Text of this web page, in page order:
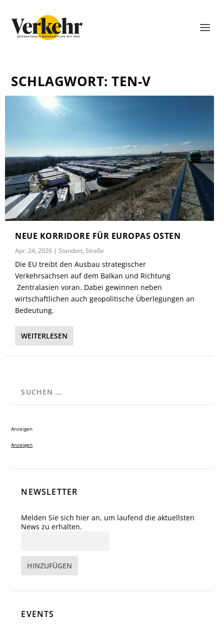
SCHLAGWORT:TEN-V
NEUE KORRIDORE FÜR EUROPAS OSTEN
Apr. 24, 2026 |Standort,Straße
Die EU treibt den Ausbau strategischer
Verkehrsachsen auf dem Balkan und Richtung
Zentralasien voran. Dabei gewinnen neben
wirtschaftlichen auch geopolitische Überlegungen an
Bedeutung.
WEITERLESEN
Anzeigen
Anzeigen
NEWSLETTER
Melden Sie sich hier an, um laufend die aktuellsten
News zu erhalten.
HINZUFÜGEN
EVENTS